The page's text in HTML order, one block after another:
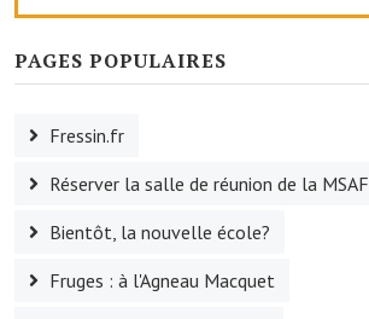
Village sportif
L'US Crequy Fressin
PAGES POPULAIRES
Fressin.fr
Réserver la salle de réunion de la MSAF
Bientôt, la nouvelle école?
Fruges : à l'Agneau Macquet